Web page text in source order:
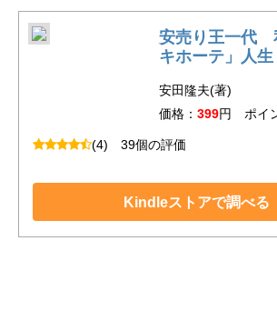
安売り王一代
キホーテ」人生
安田隆夫(著)
価格： 399円 ポイ
(4) 39個の評価
Kindleストアで調べる